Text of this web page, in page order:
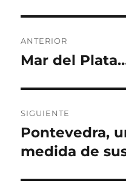
de
ANTERIOR
Entrada
Mar del
SIGUIENTE
Entrada
siguiente:
Pontevedra,
medida de